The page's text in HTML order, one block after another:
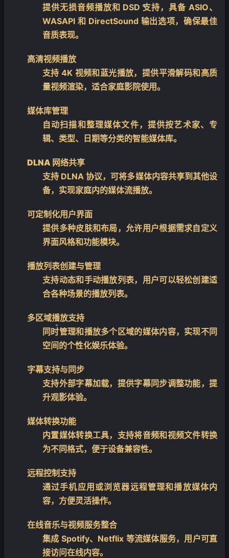
提供无损音频播放和 DSD 支持，具备 ASIO、
WASAPI 和 DirectSound 输出选项，确保最佳
音质表现。
高清视频播放
支持 4K 视频和蓝光播放，提供平滑解码和高质
量视频渲染，适合家庭影院使用。
媒体库管理
自动扫描和整理媒体文件，提供按艺术家、专
辑、类型、日期等分类的智能媒体库。
DLNA 网络共享
支持 DLNA 协议，可将多媒体内容共享到其他设
备，实现家庭内的媒体流播放。
可定制化用户界面
提供多种皮肤和布局，允许用户根据需求自定义
界面风格和功能模块。
播放列表创建与管理
支持动态和手动播放列表，用户可以轻松创建适
合各种场景的播放列表。
多区域播放支持
同时管理和播放多个区域的媒体内容，实现不同
空间的个性化娱乐体验。
字幕支持与同步
支持外部字幕加载，提供字幕同步调整功能，提
升观影体验。
媒体转换功能
内置媒体转换工具，支持将音频和视频文件转换
为不同格式，便于设备兼容性。
远程控制支持
通过手机应用或浏览器远程管理和播放媒体内
容，方便灵活操作。
在线音乐与视频服务整合
集成 Spotify、Netflix 等流媒体服务，用户可直
接访问在线内容。
❄